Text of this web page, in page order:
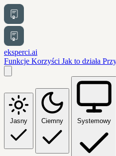
eksperci.ai
Funkcje Korzyści Jak to działa
Jasny Ciemny Systemowy